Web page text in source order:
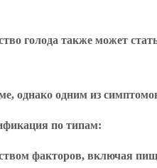
голода также может
однако одним из
по типам:
факторов, включая